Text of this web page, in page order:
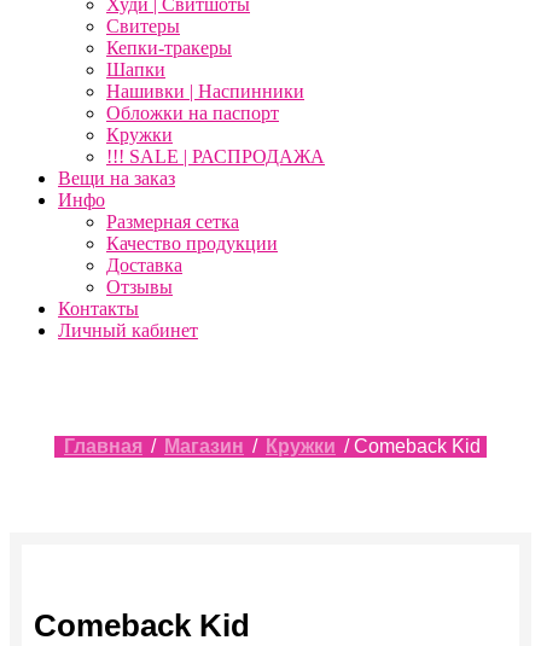
Худи | Свитшоты
Свитеры
Кепки-тракеры
Шапки
Нашивки | Наспинники
Обложки на паспорт
Кружки
!!! SALE | РАСПРОДАЖА
Вещи на заказ
Инфо
Размерная сетка
Качество продукции
Доставка
Отзывы
Контакты
Личный кабинет
Главная / Магазин / Кружки / Comeback Kid
Comeback Kid